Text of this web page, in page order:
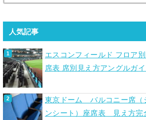
人気記事
エスコンフィールド フロア
席表 席別見え方アングルガイ
東京ドーム バルコニー席（
ンシート）座席表 見え方完